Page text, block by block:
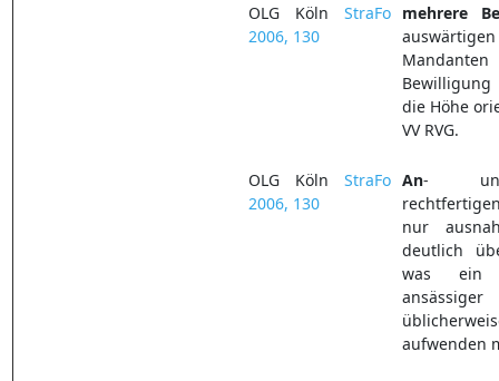
OLG Köln StraFo
2006, 130
mehrere
die Höhe
VV RVG.
OLG Köln StraFo
2006, 130
An-
nur
deutlich
was ein
aufwenden